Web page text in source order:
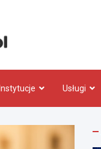
Instytucje Usługi